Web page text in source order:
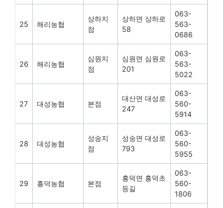
25 해리농협
상하지
점
상하면 상하로
58
063-
563-
0686
26 해리농협
심원지
점
심원면 심원로
201
063-
563-
5022
27 대성농협 본점
대산면 대성로
247
063-
560-
5914
28 대성농협
성송지
점
성송면 대성로
793
063-
560-
5955
29 흥덕농협 본점
흥덕면 흥덕초
등길
063-
560-
1806